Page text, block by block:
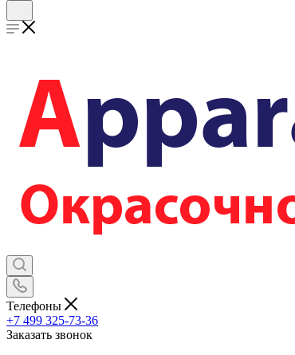
Телефоны
+7 499 325-73-36
Заказать звонок